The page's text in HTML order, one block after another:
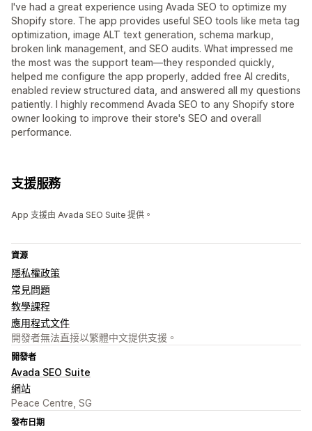
I've had a great experience using Avada SEO to optimize my
Shopify store. The app provides useful SEO tools like meta tag
optimization, image ALT text generation, schema markup,
broken link management, and SEO audits. What impressed me
the most was the support team—they responded quickly,
helped me configure the app properly, added free AI credits,
enabled review structured data, and answered all my questions
patiently. I highly recommend Avada SEO to any Shopify store
owner looking to improve their store's SEO and overall
performance.
支援服務
App 支援由 Avada SEO Suite 提供。
資源
隱私權政策
常見問題
教學課程
應用程式文件
開發者無法直接以繁體中文提供支援。
開發者
Avada SEO Suite
網站
Peace Centre, SG
發布日期